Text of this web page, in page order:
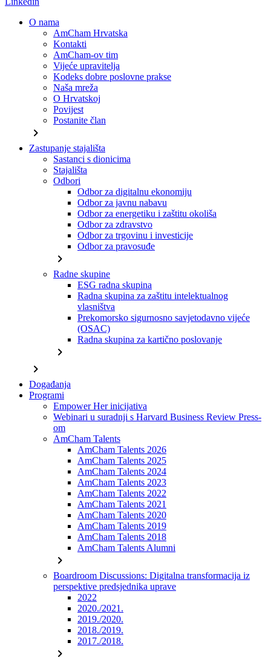
O nama
AmCham Hrvatska
Kontakti
AmCham-ov tim
Vijeće upravitelja
Kodeks dobre poslovne prakse
Naša mreža
O Hrvatskoj
Povijest
Postanite član
chevron_right
Zastupanje stajališta
Sastanci s dionicima
Stajališta
Odbori
Odbor za digitalnu ekonomiju
Odbor za javnu nabavu
Odbor za energetiku i zaštitu okoliša
Odbor za zdravstvo
Odbor za trgovinu i investicije
Odbor za pravosuđe
chevron_right
Radne skupine
ESG radna skupina
Radna skupina za zaštitu intelektualnog
vlasništva
Prekomorsko sigurnosno savjetodavno vijeće
(OSAC)
Radna skupina za kartično poslovanje
chevron_right
chevron_right
Događanja
Programi
Empower Her inicijativa
Webinari u suradnji s Harvard Business Review Press-
om
AmCham Talents
AmCham Talents 2026
AmCham Talents 2025
AmCham Talents 2024
AmCham Talents 2023
AmCham Talents 2022
AmCham Talents 2021
AmCham Talents 2020
AmCham Talents 2019
AmCham Talents 2018
AmCham Talents Alumni
chevron_right
Boardroom Discussions: Digitalna transformacija iz
perspektive predsjednika uprave
2022
2020./2021.
2019./2020.
2018./2019.
2017./2018.
chevron_right